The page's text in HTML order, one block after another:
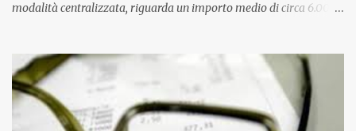
modalità centralizzata, riguarda un importo medio di circa 6.000
ordinaria di ottobre . Cos’è la retribuzione di risultato La
retribuzione di risultato rappresenta la parte variabile dello
stipendio dei dirigenti scolastici. Viene corrisposta per valorizzare
la qualità dell’attività svolta, la gestione delle risorse e il